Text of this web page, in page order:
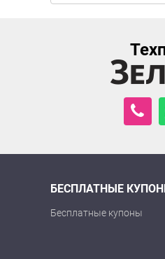
БЕСПЛАТНЫЕ
Бесплатные купоны